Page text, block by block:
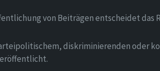
von Beiträgen entscheidet das
diskriminierenden oder